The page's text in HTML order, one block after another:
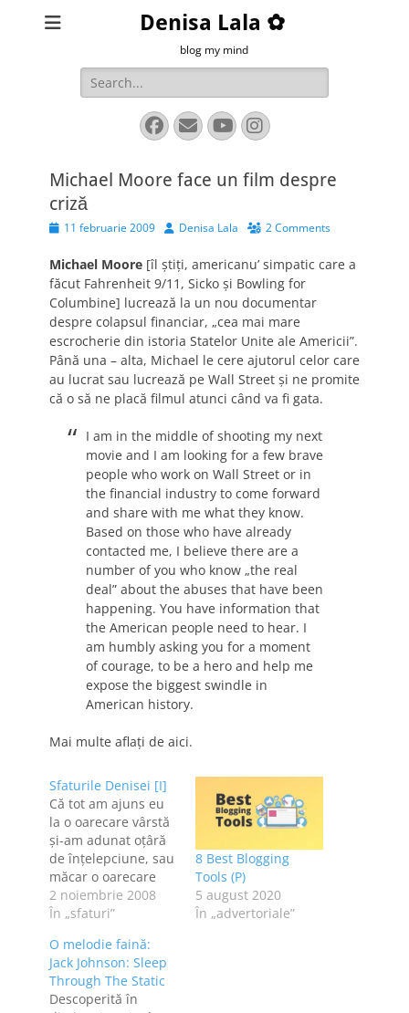
Denisa Lala ✿
blog my mind
Search
for:
Facebook
EmailYouTube
Instagram
Michael Moore face un film despre
criză
Posted11 februarie 2009 AuthorDenisa Lala 2 Comments
Michael Moore [îl ştiţi, americanu’ simpatic care a
făcut Fahrenheit 9/11, Sicko şi Bowling for
Columbine] lucrează la un nou documentar
despre colapsul financiar, „cea mai mare
escrocherie din istoria Statelor Unite ale Americii”.
Până una – alta, Michael le cere ajutorul celor care
au lucrat sau lucrează pe Wall Street şi ne promite
că o să ne placă filmul atunci când va fi gata.
I am in the middle of shooting my next
movie and I am looking for a few brave
people who work on Wall Street or in
the financial industry to come forward
and share with me what they know.
Based on those who have already
contacted me, I believe there are a
number of you who know „the real
deal” about the abuses that have been
happening. You have information that
the American people need to hear. I
am humbly asking you for a moment
of courage, to be a hero and help me
expose the biggest swindle in
American history.
Mai multe aflaţi de aici.
Sfaturile Denisei [I]
Că tot am ajuns eu
la o oarecare vârstă
şi-am adunat oţâră
de înţelepciune, sau
măcar o oarecare
experienţă, m-am
gândit că n-ar strica
parte din
"knowledge" cu voi.
Ideea există de
multă vreme, încă
2 noiembrie 2008
În „sfaturi”
8 Best Blogging
Tools (P)
5 august 2020
În „advertoriale”
O melodie faină:
Jack Johnson: Sleep
Through The Static
Descoperită în